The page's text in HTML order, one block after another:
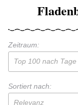
Zeitraum:
Top 100 nach Tage
Sortiert nach:
Relevanz